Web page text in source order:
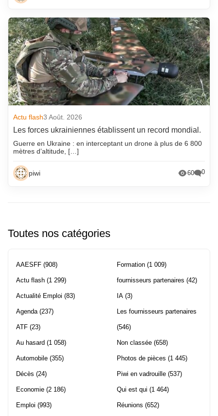
Actu flash3 Août. 2026
Les forces ukrainiennes établissent un record mondial.
Guerre en Ukraine : en interceptant un drone à plus de 6 800
mètres d’altitude, […]
piwi 60 0
Toutes nos catégories
AAESFF (908)
Actu flash (1 299)
Actualité Emploi (83)
Agenda (237)
ATF (23)
Au hasard (1 058)
Automobile (355)
Décès (24)
Economie (2 186)
Emploi (993)
Formation (1 009)
fournisseurs partenaires (42)
IA (3)
Les fournisseurs partenaires
(546)
Non classée (658)
Photos de pièces (1 445)
Piwi en vadrouille (537)
Qui est qui (1 464)
Réunions (652)